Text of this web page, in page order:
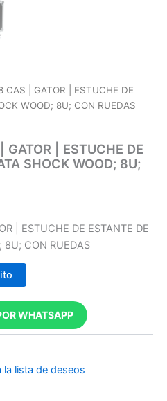
CAS | GATOR | ESTUCHE DE
WOOD; 8U; CON RUEDAS
GATOR | ESTUCHE DE
SHOCK WOOD; 8U;
| ESTUCHE DE ESTANTE DE
8U; CON RUEDAS
WHATSAPP
la lista de deseos